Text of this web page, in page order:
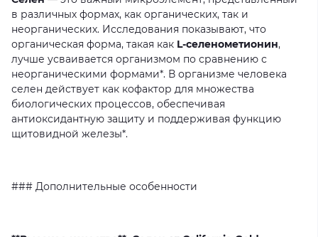
в различных формах, как органических, так и
неорганических. Исследования показывают, что
органическая форма, такая как L-селенометионин,
лучше усваивается организмом по сравнению с
неорганическими формами*. В организме человека
селен действует как кофактор для множества
биологических процессов, обеспечивая
антиоксидантную защиту и поддерживая функцию
щитовидной железы*.
### Дополнительные особенности